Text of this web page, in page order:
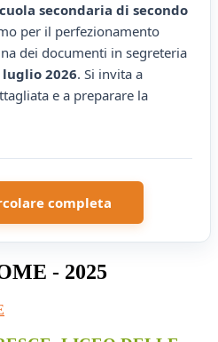
secondaria di secondo
per il perfezionamento
dei documenti in segreteria
2026. Si invita a
e a preparare la
completa
- 2025